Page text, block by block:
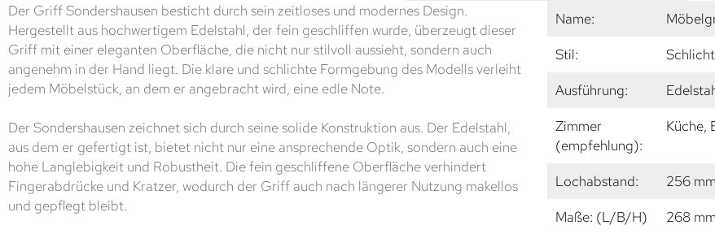
Der Griff Sondershausen besticht durch sein zeitloses und modernes Design.
Hergestellt aus hochwertigem Edelstahl, der fein geschliffen wurde, überzeugt dieser
Griff mit einer eleganten Oberfläche, die nicht nur stilvoll aussieht, sondern auch
angenehm in der Hand liegt. Die klare und schlichte Formgebung des Modells verleiht
jedem Möbelstück, an dem er angebracht wird, eine edle Note.
Der Sondershausen zeichnet sich durch seine solide Konstruktion aus. Der Edelstahl,
aus dem er gefertigt ist, bietet nicht nur eine ansprechende Optik, sondern auch eine
hohe Langlebigkeit und Robustheit. Die fein geschliffene Oberfläche verhindert
Fingerabdrücke und Kratzer, wodurch der Griff auch nach längerer Nutzung makellos
und gepflegt bleibt.
Name:
Stil:
Schlicht
Ausführung:
Zimmer
(empfehlung):
Küche,
Lochabstand:
256 mm
Maße: (L/B/H)
268